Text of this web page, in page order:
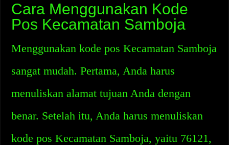
Cara Menggunakan Kode
Pos Kecamatan Samboja
Menggunakan kode pos Kecamatan Samboja
sangat mudah. Pertama, Anda harus
menuliskan alamat tujuan Anda dengan
benar. Setelah itu, Anda harus menuliskan
kode pos Kecamatan Samboja, yaitu 76121,